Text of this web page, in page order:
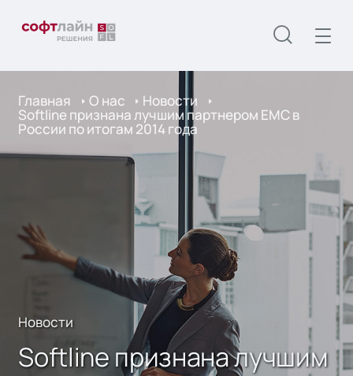
Главная О нас Новости
Softline признана лучшим партнером EMC в
России по итогам 2014 года
Новости
Softline признана лучшим